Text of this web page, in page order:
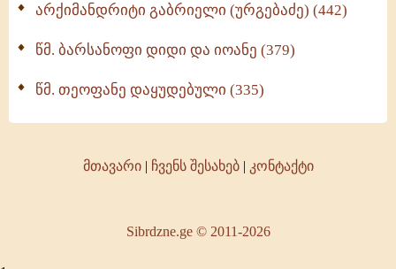
არქიმანდრიტი გაბრიელი (ურგებაძე) (442)
წმ. ბარსანოფი დიდი და იოანე (379)
წმ. თეოფანე დაყუდებული (335)
მთავარი| ჩვენს შესახებ| კონტაქტი
Sibrdzne.ge © 2011-2026